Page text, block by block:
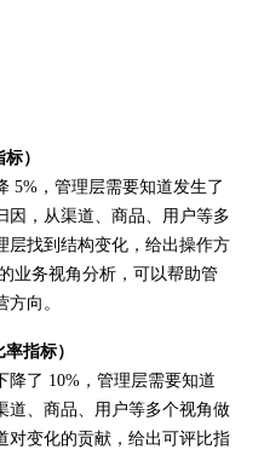
）
5%，管理层需要知道发生了
因，从渠道、商品、用户等多
层找到结构变化，给出操作方
业务视角分析，可以帮助管
向。
指标）
降了 10%，管理层需要知道
道、商品、用户等多个视角做
对变化的贡献，给出可评比指